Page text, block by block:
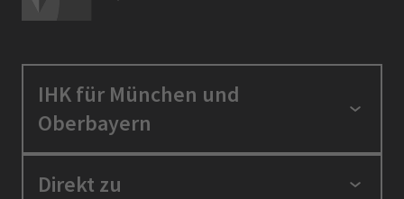
IHK für München und
Oberbayern
Standortpolitik
Direkt zu